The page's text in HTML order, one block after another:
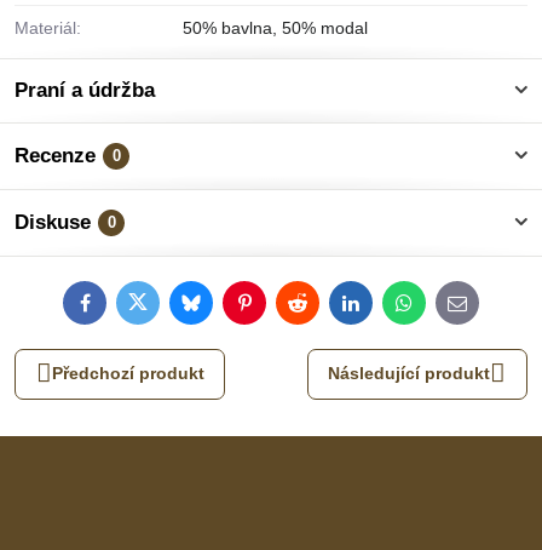
Materiál: 50% bavlna, 50% modal
Praní a údržba
Recenze 0
Diskuse 0
FacebookTwitterBlueskyPinterestRedditLinkedInWhatsApp
E-
mail
Předchozí produkt Následující produkt